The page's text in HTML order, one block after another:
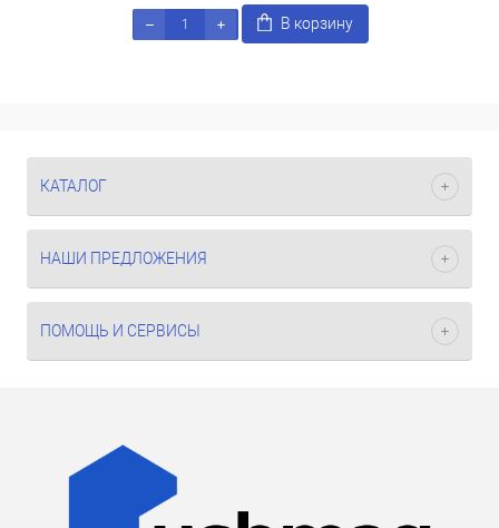
В корзину
КАТАЛОГ
НАШИ ПРЕДЛОЖЕНИЯ
ПОМОЩЬ И СЕРВИСЫ